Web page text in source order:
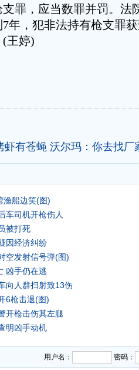
罪，应当数罪并罚。法
年，犯非法持有枪支罪
(王婷)
虾有苍蝇 沃尔玛：你去找厂
渔船边笑(图)
车司机开枪伤人
被打死
因经济纠纷
空发射信号弹(图)
凶手仍在逃
向人群扫射致13伤
6枪击退(图)
开枪击伤其左腿
明凶手动机
用户名： 密码：